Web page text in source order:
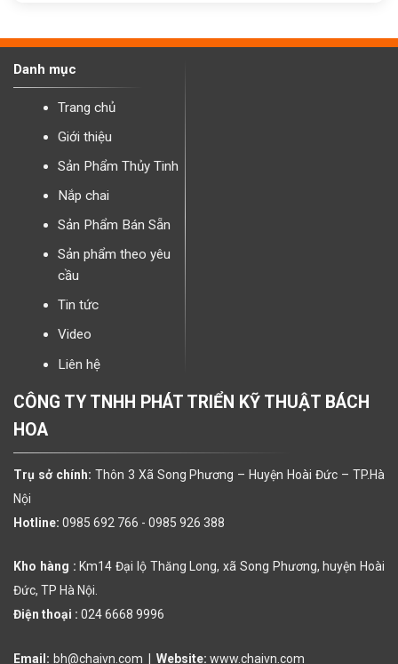
Danh mục
Trang chủ
Giới thiệu
Sản Phẩm Thủy Tinh
Nắp chai
Sản Phẩm Bán Sẵn
Sản phẩm theo yêu
cầu
Tin tức
Video
Liên hệ
CÔNG TY TNHH PHÁT TRIỂN KỸ THUẬT BÁCH
HOA
Trụ sở chính: Thôn 3 Xã Song Phương – Huyện Hoài Đức – TP.Hà
Nội
Hotline: 0985 692 766 - 0985 926 388
Kho hàng : Km14 Đại lộ Thăng Long, xã Song Phương, huyện Hoài
Đức, TP Hà Nội.
Điện thoại : 024 6668 9996
Email: bh@chaivn.com Website: www.chaivn.com